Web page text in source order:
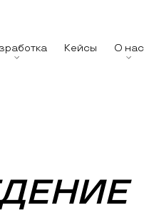
Кейсы О нас